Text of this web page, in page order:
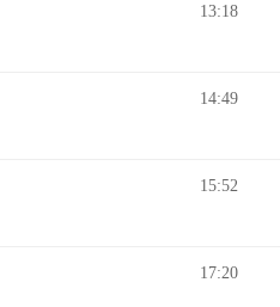
13:18
14:49
15:52
17:20